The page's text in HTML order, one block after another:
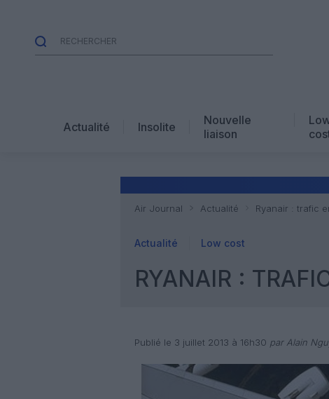
Actualité Insolite
Nouvelle
liaison
Air Journal Actualité Ryanair : trafic
Actualité Low cost
RYANAIR :
Publié le 3 juillet 2013 à 16h30 par Alain